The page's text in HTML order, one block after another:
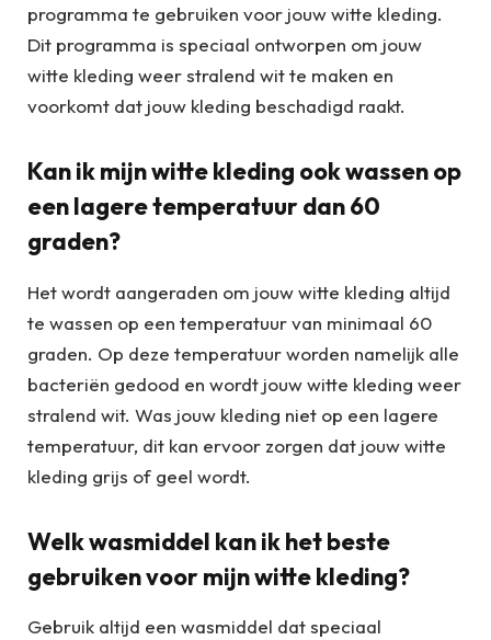
programma te gebruiken voor jouw witte kleding.
Dit programma is speciaal ontworpen om jouw
witte kleding weer stralend wit te maken en
voorkomt dat jouw kleding beschadigd raakt.
Kan ik mijn witte kleding ook wassen op
een lagere temperatuur dan 60
graden?
Het wordt aangeraden om jouw witte kleding altijd
te wassen op een temperatuur van minimaal 60
graden. Op deze temperatuur worden namelijk alle
bacteriën gedood en wordt jouw witte kleding weer
stralend wit. Was jouw kleding niet op een lagere
temperatuur, dit kan ervoor zorgen dat jouw witte
kleding grijs of geel wordt.
Welk wasmiddel kan ik het beste
gebruiken voor mijn witte kleding?
Gebruik altijd een wasmiddel dat speciaal